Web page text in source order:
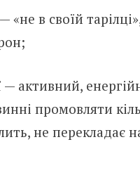
«не в своїй
— активний,
промовляти
не перекладає